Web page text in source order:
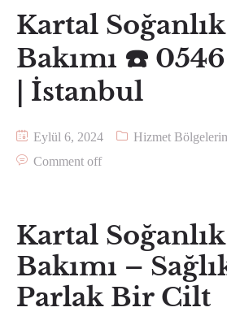
Kartal
Bakımı ☎️ 0546
| İstanbul
Eylül 6, 2024 Hizmet
Comment off
Kartal
Bakımı –
Parlak Bir Cilt